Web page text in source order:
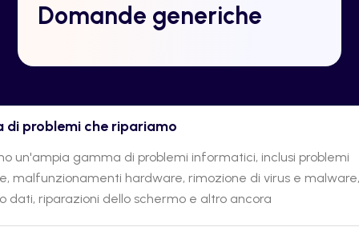
Domande generiche
di problemi che ripariamo
un'ampia gamma di problemi informatici, inclusi problemi
malfunzionamenti hardware, rimozione di virus e malware,
dati, riparazioni dello schermo e altro ancora